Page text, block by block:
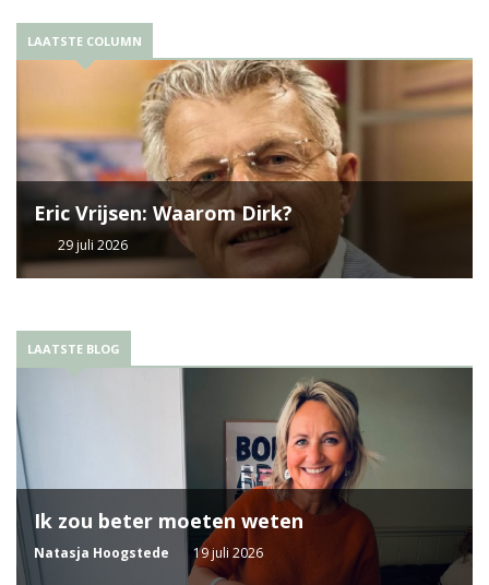
LAATSTE COLUMN
Eric Vrijsen: Waarom Dirk?
29 juli 2026
LAATSTE BLOG
Ik zou beter moeten weten
Natasja Hoogstede 19 juli 2026